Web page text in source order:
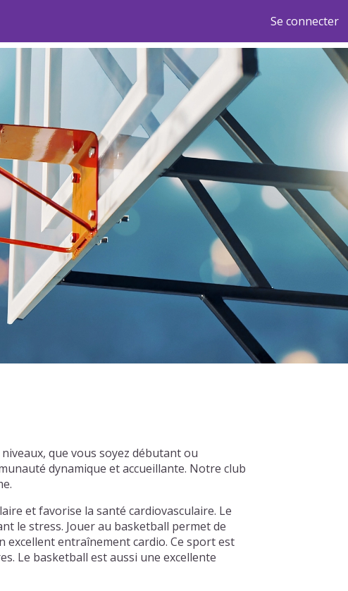
Se connecter
que vous soyez débutant ou
dynamique et accueillante. Notre club
et favorise la santé cardiovasculaire. Le
le stress. Jouer au basketball permet de
excellent entraînement cardio. Ce sport est
Le basketball est aussi une excellente